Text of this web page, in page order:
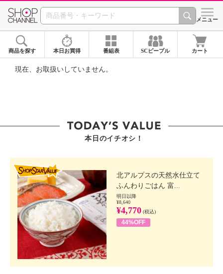
SHOP CHANNEL ショッ
メニュー
商品を探す 本日お買得 番組表 SCピープル カート
現在、お取扱いしていません。
本日のイチオシ！
北アルプスの天然水仕立て
ふんわりごはん 富...
明日以降
¥8,640
¥4,770 (税込)
44%OFF